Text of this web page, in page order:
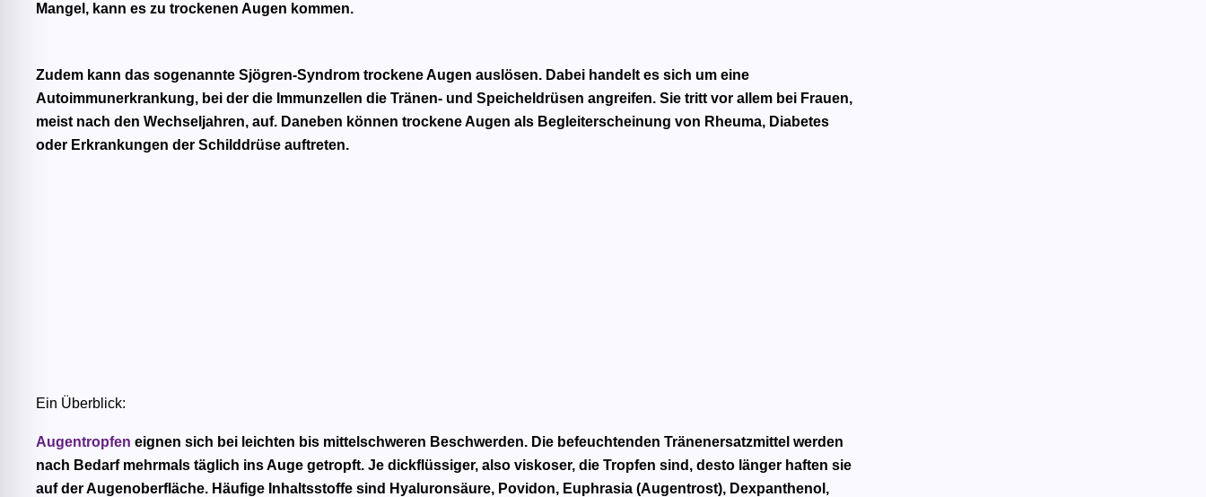
Mangel, kann es zu trockenen Augen kommen.
Zudem kann das sogenannte Sjögren-Syndrom trockene Augen auslösen. Dabei handelt es sich um eine
Autoimmunerkrankung, bei der die Immunzellen die Tränen- und Speicheldrüsen angreifen. Sie tritt vor allem bei Frauen,
meist nach den Wechseljahren, auf. Daneben können trockene Augen als Begleiterscheinung von Rheuma, Diabetes
oder Erkrankungen der Schilddrüse auftreten.
Ein Überblick:
Augentropfen eignen sich bei leichten bis mittelschweren Beschwerden. Die befeuchtenden Tränenersatzmittel werden
nach Bedarf mehrmals täglich ins Auge getropft. Je dickflüssiger, also viskoser, die Tropfen sind, desto länger haften sie
auf der Augenoberfläche. Häufige Inhaltsstoffe sind Hyaluronsäure, Povidon, Euphrasia (Augentrost), Dexpanthenol,